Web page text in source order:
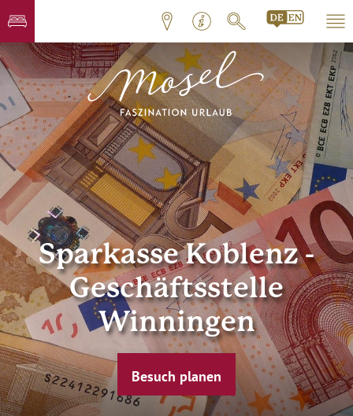
Sparkasse Koblenz -
Geschäftsstelle
Winningen
Besuch planen